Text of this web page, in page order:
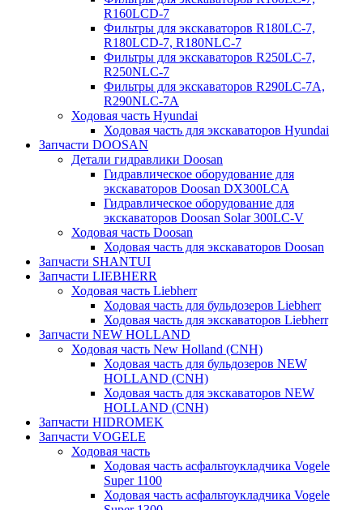
R160LCD-7
Фильтры для экскаваторов R180LC-7,
R180LCD-7, R180NLC-7
Фильтры для экскаваторов R250LC-7,
R250NLC-7
Фильтры для экскаваторов R290LC-7A,
R290NLC-7A
Ходовая часть Hyundai
Ходовая часть для экскаваторов Hyundai
Запчасти DOOSAN
Детали гидравлики Doosan
Гидравлическое оборудование для
экскаваторов Doosan DX300LCA
Гидравлическое оборудование для
экскаваторов Doosan Solar 300LC-V
Ходовая часть Doosan
Ходовая часть для экскаваторов Doosan
Запчасти SHANTUI
Запчасти LIEBHERR
Ходовая часть Liebherr
Ходовая часть для бульдозеров Liebherr
Ходовая часть для экскаваторов Liebherr
Запчасти NEW HOLLAND
Ходовая часть New Holland (CNH)
Ходовая часть для бульдозеров NEW
HOLLAND (CNH)
Ходовая часть для экскаваторов NEW
HOLLAND (CNH)
Запчасти HIDROMEK
Запчасти VOGELE
Ходовая часть
Ходовая часть асфальтоукладчика Vogele
Super 1100
Ходовая часть асфальтоукладчика Vogele